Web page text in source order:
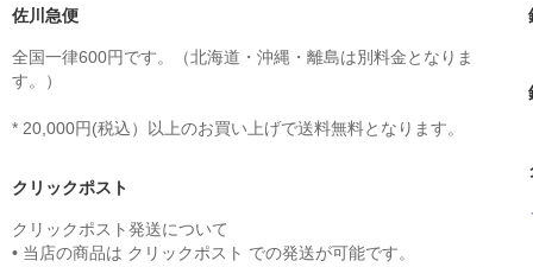
佐川急便
全国一律600円です。（北海道・沖縄・離島は別料金となりま
す。）
* 20,000円(税込）以上のお買い上げで送料無料となります。
クリックポスト
クリックポスト発送について
• 当店の商品は クリックポスト での発送が可能です。